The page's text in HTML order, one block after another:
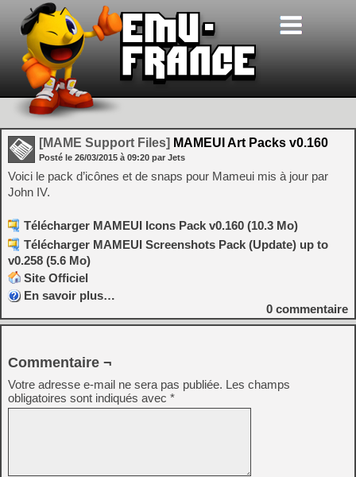
[MAME Support Files] MAMEUI Art Packs v0.160
Posté le 26/03/2015 à 09:20 par Jets
Voici le pack d’icônes et de snaps pour Mameui mis à jour par
John IV.
Télécharger MAMEUI Icons Pack v0.160 (10.3 Mo)
Télécharger MAMEUI Screenshots Pack (Update) up to
v0.258 (5.6 Mo)
Site Officiel
En savoir plus…
0 commentaire
Commentaire ¬
Votre adresse e-mail ne sera pas publiée. Les champs
obligatoires sont indiqués avec *